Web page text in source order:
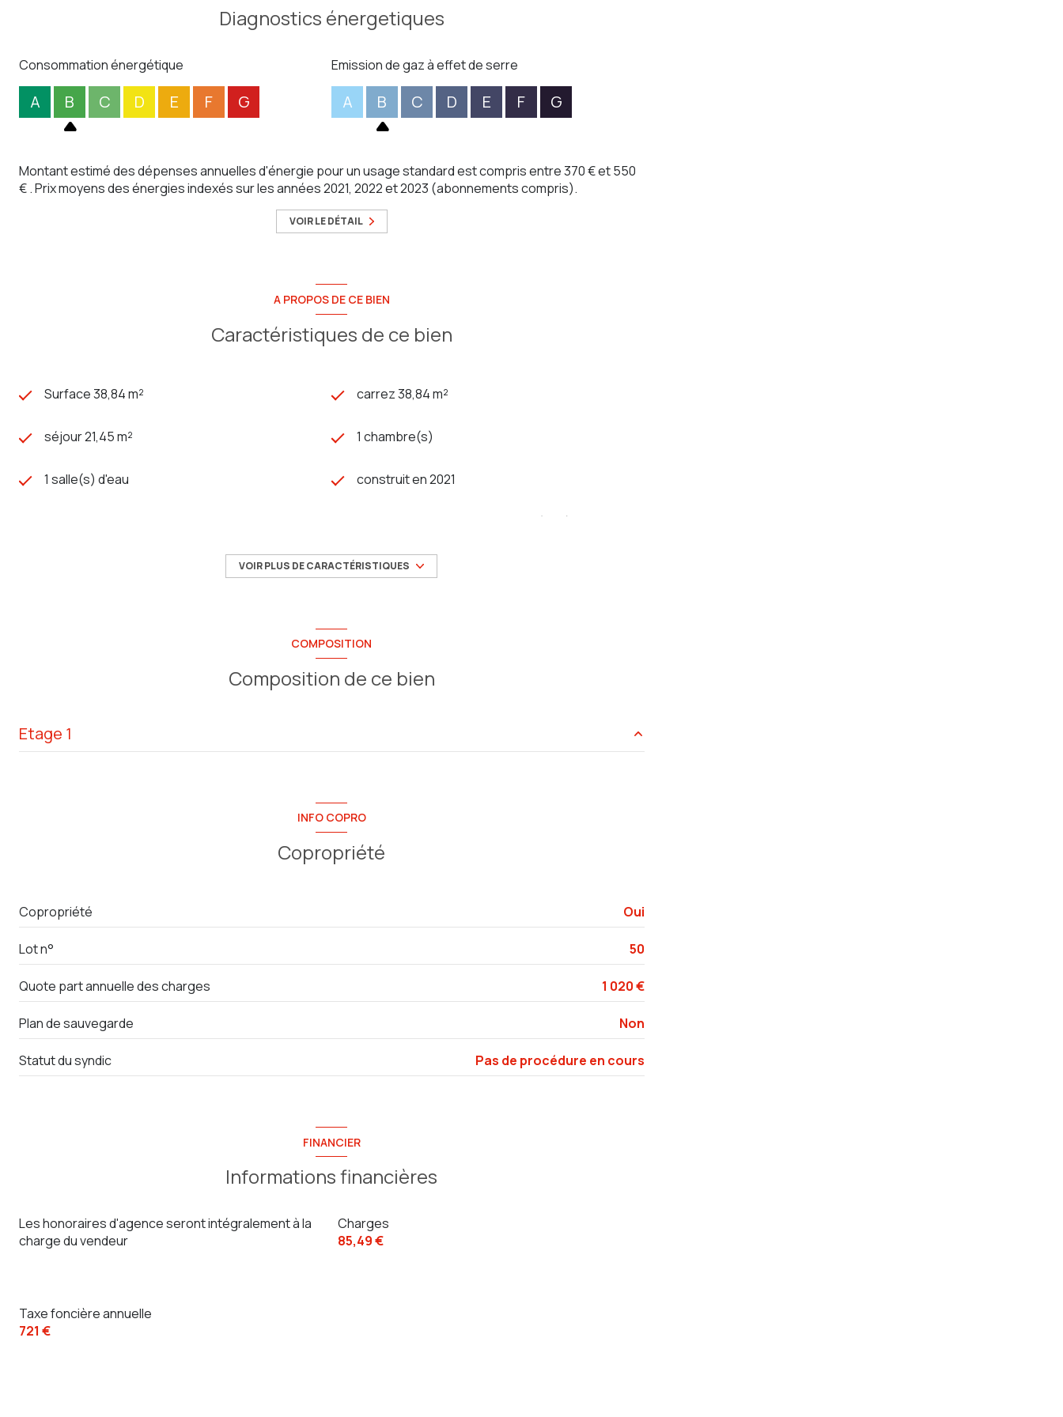
Diagnostics énergetiques
Consommation énergétique
A B C D E F G
Emission de gaz à effet de serre
A B C D E F G
Montant estimé des dépenses annuelles d'énergie pour un usage standard est compris entre 370 € et 550
€ . Prix moyens des énergies indexés sur les années 2021, 2022 et 2023 (abonnements compris).
VOIR LE DÉTAIL
A PROPOS DE CE BIEN
Caractéristiques de ce bien
Surface 38,84 m² carrez 38,84 m²
séjour 21,45 m² 1 chambre(s)
1 salle(s) d'eau construit en 2021
Chauffage individuel : radiateur (gaz)
4 niveau(x)
visiophone
accès handicapé
VOIR PLUS DE CARACTÉRISTIQUES
COMPOSITION
Composition de ce bien
Etage 1
INFO COPRO
Copropriété
Copropriété Oui
Lot n° 50
Quote part annuelle des charges 1 020 €
Plan de sauvegarde Non
Statut du syndic Pas de procédure en cours
FINANCIER
Informations financières
Les honoraires d'agence seront intégralement à la
charge du vendeur
Charges
85,49 €
Taxe foncière annuelle
721 €